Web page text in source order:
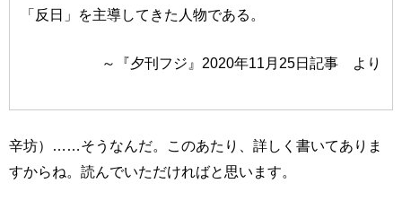
「反日」を主導してきた人物である。
～『夕刊フジ』2020年11月25日記事 より
辛坊）……そうなんだ。このあたり、詳しく書いてありま
すからね。読んでいただければと思います。